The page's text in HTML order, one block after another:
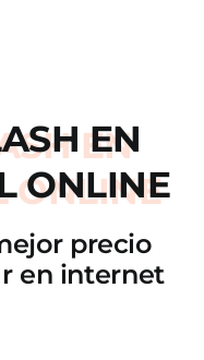
EN
ONLINE
precio
en internet